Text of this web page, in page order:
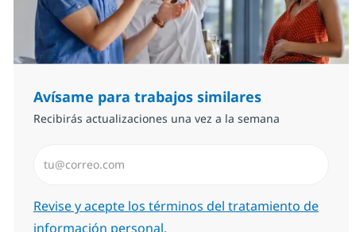
Avísame para trabajos similares
Recibirás actualizaciones una vez a la semana
Required
Revise y acepte los términos del tratamiento de
información personal.